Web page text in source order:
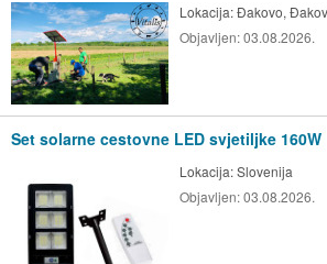
Lokacija:Đakovo,
Objavljen:03.08.2026.
Set solarne cestovne LED svjetiljke 160W
Lokacija:Slovenija
Objavljen:03.08.2026.